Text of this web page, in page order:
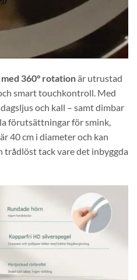
360° rotationär utrustad
smart touchkontroll. Med
och kall – samt dimbar
förutsättningar för smink,
40 cm i diameter och kan
trådlöst tack vare det inbyggda